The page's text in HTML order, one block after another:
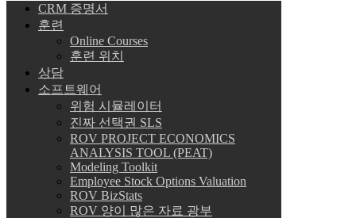
CRM 증명서
훈련
Online Courses
훈련 위치
상담
소프트웨어
위험 시뮬레이터
진짜 선택권 SLS
ROV PROJECT ECONOMICS
ANALYSIS TOOL (PEAT)
Modeling Toolkit
Employee Stock Options Valuation
ROV BizStats
ROV 양이 많은 자료 광부